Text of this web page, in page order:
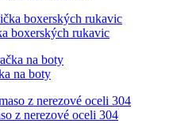
boxerských rukavic
na boty
z nerezové oceli 304